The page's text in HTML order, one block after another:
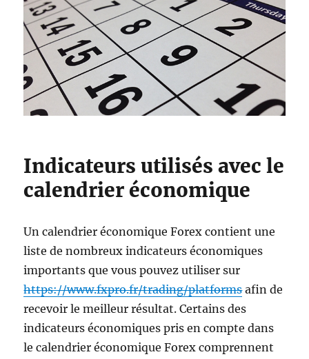
Indicateurs utilisés avec le
calendrier économique
Un calendrier économique Forex contient une
liste de nombreux indicateurs économiques
importants que vous pouvez utiliser sur
https://www.fxpro.fr/trading/platformsafin de
recevoir le meilleur résultat. Certains des
indicateurs économiques pris en compte dans
le calendrier économique Forex comprennent